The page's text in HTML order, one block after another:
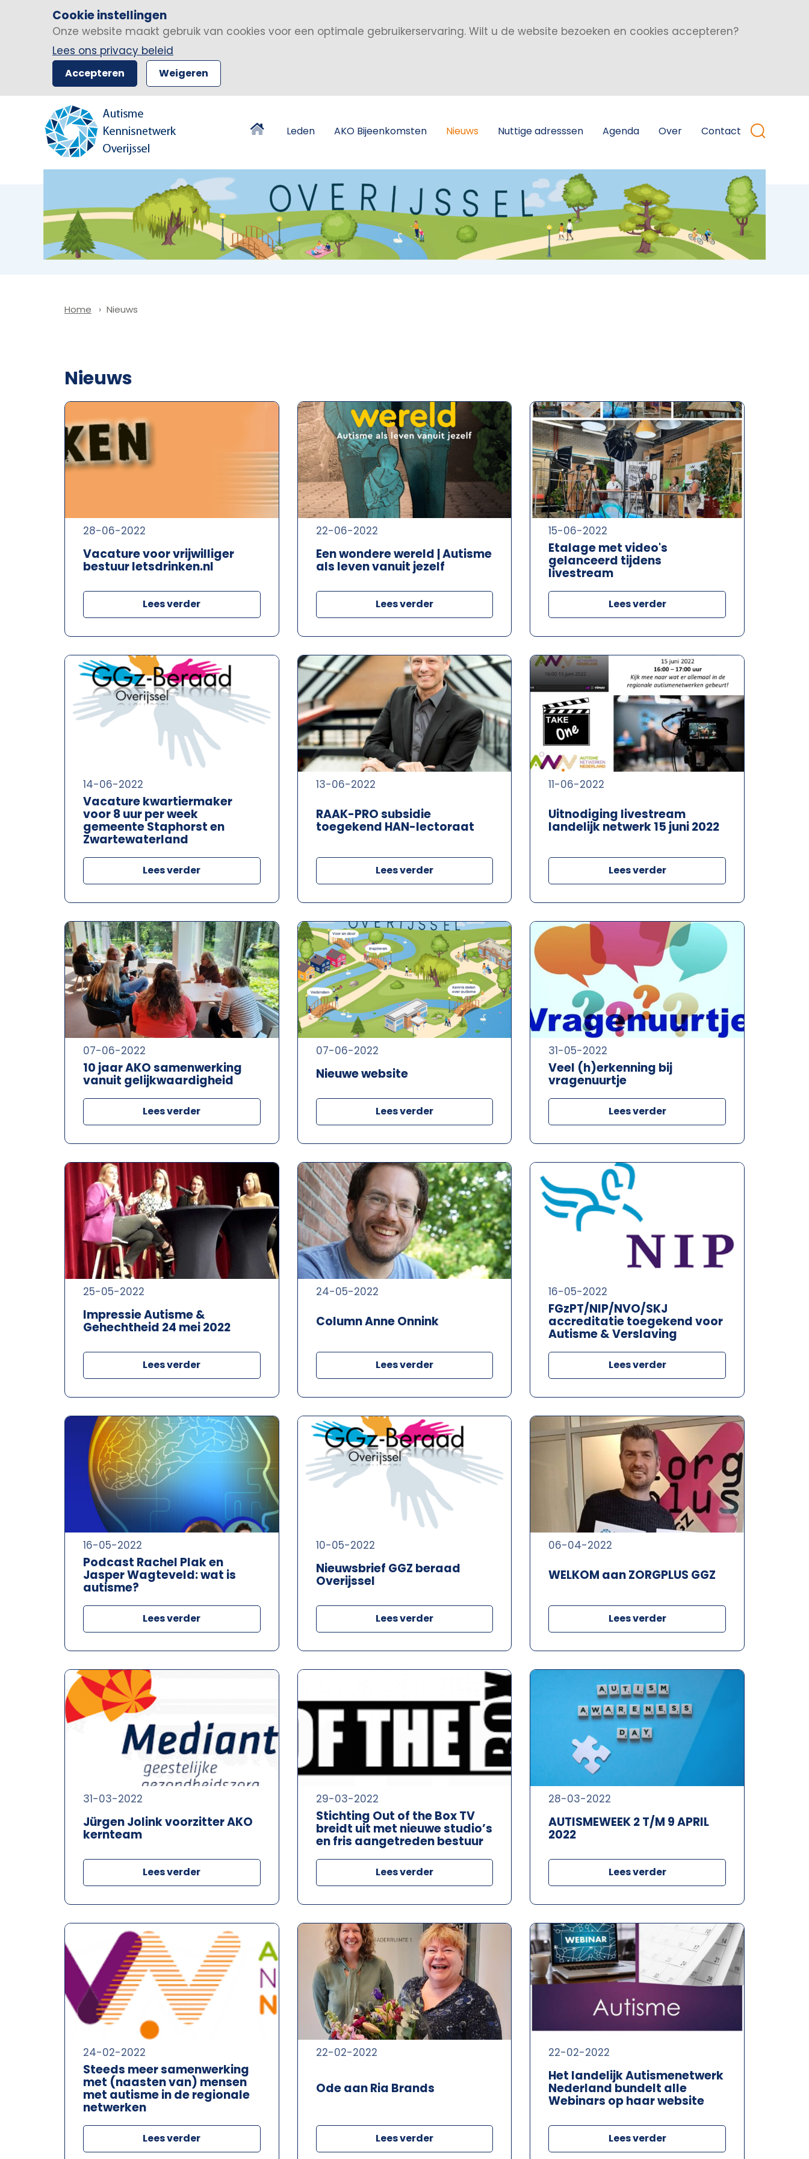
Cookie instellingen
Onze website maakt gebruik van cookies voor een optimale gebruikerservaring. Wilt u de website bezoeken en cookies accepteren?
Lees ons privacy beleid
Accepteren Weigeren
Leden AKO Bijeenkomsten Nieuws Nuttige adresssen Agenda Over Contact
Home Nieuws
Nieuws
Vacature voor vrijwilliger
bestuur Ietsdrinken.nl
28-06-2022
Lees verder
Een wondere wereld | Autisme
als leven vanuit jezelf
22-06-2022
Lees verder
Etalage met video's
gelanceerd tijdens
livestream
15-06-2022
Lees verder
Vacature kwartiermaker
voor 8 uur per week
gemeente Staphorst en
Zwartewaterland
14-06-2022
Lees verder
RAAK-PRO subsidie
toegekend HAN-lectoraat
13-06-2022
Lees verder
Uitnodiging livestream
landelijk netwerk 15 juni 2022
11-06-2022
Lees verder
10 jaar AKO samenwerking
vanuit gelijkwaardigheid
07-06-2022
Lees verder
Nieuwe website
07-06-2022
Lees verder
Veel (h)erkenning bij
vragenuurtje
31-05-2022
Lees verder
Impressie Autisme &
Gehechtheid 24 mei 2022
25-05-2022
Lees verder
Column Anne Onnink
24-05-2022
Lees verder
FGzPT/NIP/NVO/SKJ
accreditatie toegekend voor
Autisme & Verslaving
16-05-2022
Lees verder
Podcast Rachel Plak en
Jasper Wagteveld: wat is
autisme?
16-05-2022
Lees verder
Nieuwsbrief GGZ beraad
Overijssel
10-05-2022
Lees verder
WELKOM aan ZORGPLUS GGZ
06-04-2022
Lees verder
Jürgen Jolink voorzitter AKO
kernteam
31-03-2022
Lees verder
Stichting Out of the Box TV
breidt uit met nieuwe studio’s
en fris aangetreden bestuur
29-03-2022
Lees verder
AUTISMEWEEK 2 T/M 9 APRIL
2022
28-03-2022
Lees verder
Steeds meer samenwerking
met (naasten van) mensen
met autisme in de regionale
netwerken
24-02-2022
Lees verder
Ode aan Ria Brands
22-02-2022
Lees verder
Het landelijk Autismenetwerk
Nederland bundelt alle
Webinars op haar website
22-02-2022
Lees verder